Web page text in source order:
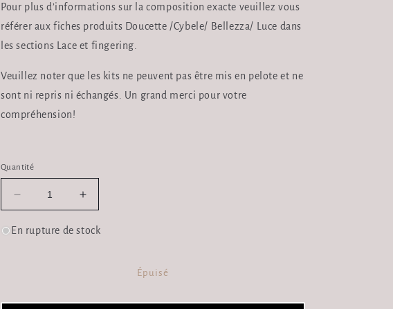
Pour plus d’informations sur la composition exacte veuillez vous
référer aux fiches produits Doucette /Cybele/ Bellezza/ Luce dans
les sections Lace et fingering.
Veuillez noter que les kits ne peuvent pas être mis en pelote et ne
sont ni repris ni échangés. Un grand merci pour votre
compréhension!
Quantité
Réduire
la
quantité
Liberdad+
Augmenter
la
quantité
Liberdad+
En rupture de stock
Épuisé